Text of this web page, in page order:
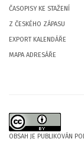
ČASOPISY KE STAŽENÍ
Z ČESKÉHO ZÁPASU
EXPORT KALENDÁŘE
MAPA ADRESÁŘE
OBSAH JE PUBLIKOVÁN